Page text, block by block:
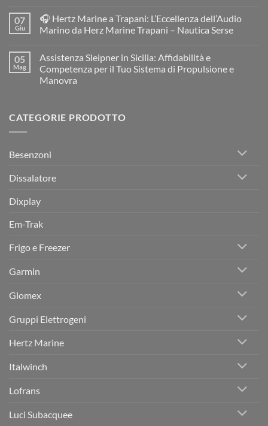
e
Restauratore
di
Gommoni
a
Trapani:
Restauro
Vetroresina
su
BOAT
SERVICE
Assistenza
e
Rivendita
Ufficiale
07
Giu
🎧 Hertz Marine a Trapani: L’Eccellenza dell’Audio
Marino da Herz Marine Trapani – Nautica Serse
su
🎧
Hertz
Marine
Marino
Trapani
–
Serse
05
Mag
Assistenza Sleipner in Sicilia: Affidabilità e
Competenza per il Tuo Sistema di Propulsione e
Manovra
Assistenza
Sleipner
e
il
di
Manovra
CATEGORIE PRODOTTO
Besenzoni
Dissalatore
Dixplay
Em-Trak
Frigo e Freezer
Garmin
Glomex
Gruppi Elettrogeni
Hertz Marine
Italwinch
Lofrans
Luci Subacquee